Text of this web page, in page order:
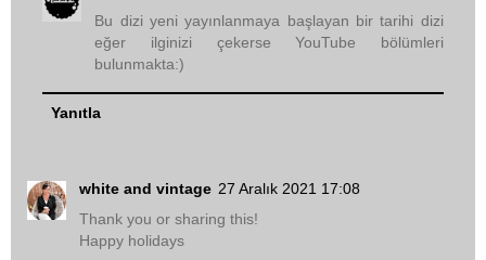
Bu dizi yeni yayınlanmaya başlayan bir tarihi dizi
eğer ilginizi çekerse YouTube bölümleri
bulunmakta:)
Yanıtla
white and vintage 27 Aralık 2021 17:08
Thank you or sharing this!
Happy holidays